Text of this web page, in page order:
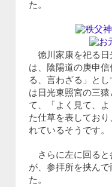
た。
徳川家康を祀る日
は、陰陽道の庚申
る、言わざる」と
は日光東照宮の三
て、「よく見て、
た仕草を表してお
れているそうです。
さらに左に回ると
が、参拝所を挟ん
た。